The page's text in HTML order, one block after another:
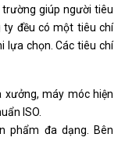
giúp người tiêu
ty đều có một tiêu chí
lựa chọn. Các tiêu chí
máy móc hiện
ISO.
phẩm đa dạng. Bên